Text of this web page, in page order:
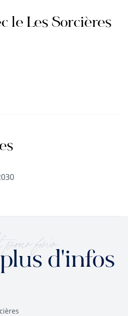
le Les Sorcières
finir
d'infos